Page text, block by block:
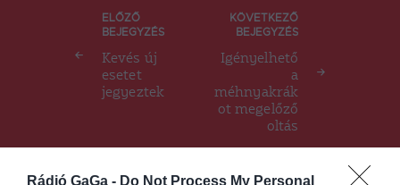
Rádió GaGa - Do Not Process My Personal
Bejegyzés
navigáció
ELŐZŐ
BEJEGYZÉS
Kevés új
esetet
jegyeztek
KÖVETKEZŐ
BEJEGYZÉS
Igényelhető
a
méhnyakrák
ot megelőző
oltás